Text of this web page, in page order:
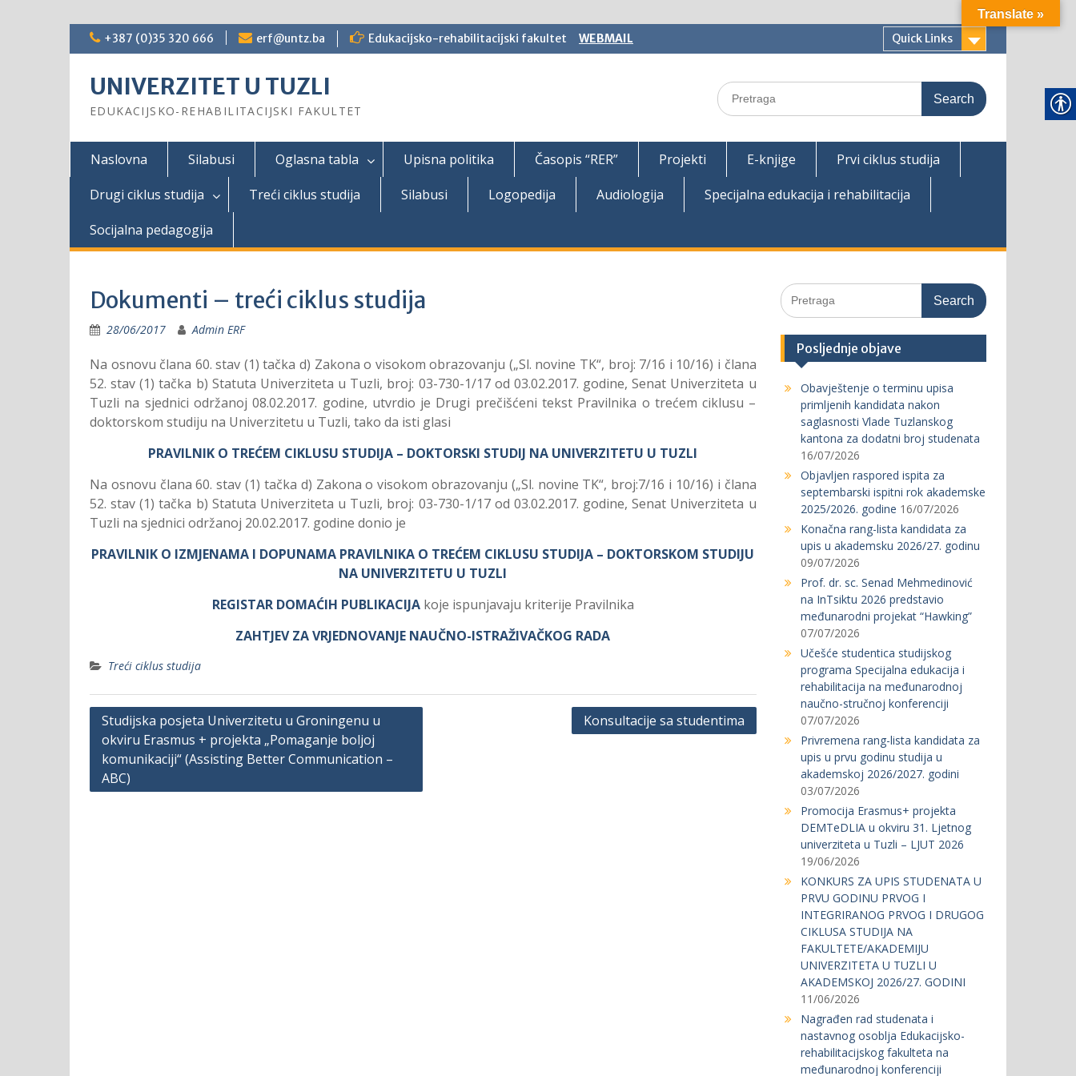
Skip
+387 (0)35 320 666 erf@untz.ba Edukacijsko-rehabilitacijski fakultet WEBMAIL Quick Links
UNIVERZITET U TUZLI
EDUKACIJSKO-REHABILITACIJSKI FAKULTET
Search
for:
Naslovna Silabusi Oglasna tabla Upisna politika Časopis “RER” Projekti E-knjige
Prvi ciklus studija
Drugi ciklus studija
Treći ciklus studija Silabusi Logopedija Audiologija
Specijalna edukacija i rehabilitacija
Socijalna pedagogija
Dokumenti – treći ciklus studija
28/06/2017 Admin ERF
Na osnovu člana 60. stav (1) tačka d) Zakona o visokom obrazovanju („Sl. novine TK“, broj: 7/16 i 10/16) i člana
52. stav (1) tačka b) Statuta Univerziteta u Tuzli, broj: 03-730-1/17 od 03.02.2017. godine, Senat Univerziteta u
Tuzli na sjednici održanoj 08.02.2017. godine, utvrdio je Drugi prečišćeni tekst Pravilnika o trećem ciklusu –
doktorskom studiju na Univerzitetu u Tuzli, tako da isti glasi
PRAVILNIK O TREĆEM CIKLUSU STUDIJA – DOKTORSKI STUDIJ NA UNIVERZITETU U TUZLI
Na osnovu člana 60. stav (1) tačka d) Zakona o visokom obrazovanju („Sl. novine TK“, broj:7/16 i 10/16) i člana
52. stav (1) tačka b) Statuta Univerziteta u Tuzli, broj: 03-730-1/17 od 03.02.2017. godine, Senat Univerziteta u
Tuzli na sjednici održanoj 20.02.2017. godine donio je
PRAVILNIK O IZMJENAMA I DOPUNAMA PRAVILNIKA O TREĆEM CIKLUSU STUDIJA – DOKTORSKOM STUDIJU
NA UNIVERZITETU U TUZLI
REGISTAR DOMAĆIH PUBLIKACIJAkoje ispunjavaju kriterije Pravilnika
ZAHTJEV ZA VRJEDNOVANJE NAUČNO-ISTRAŽIVAČKOG RADA
Treći ciklus studija
Post
navigation
Studijska posjeta Univerzitetu u Groningenu u
okviru Erasmus + projekta „Pomaganje boljoj
komunikaciji“ (Assisting Better Communication –
ABC)
Konsultacije sa studentima
Search
for:
Posljednje objave
Obavještenje o terminu upisa
primljenih kandidata nakon
saglasnosti Vlade Tuzlanskog
kantona za dodatni broj studenata
16/07/2026
Objavljen raspored ispita za
septembarski ispitni rok akademske
2025/2026. godine 16/07/2026
Konačna rang-lista kandidata za
upis u akademsku 2026/27. godinu
09/07/2026
Prof. dr. sc. Senad Mehmedinović
na InTsiktu 2026 predstavio
međunarodni projekat “Hawking”
07/07/2026
Učešće studentica studijskog
programa Specijalna edukacija i
rehabilitacija na međunarodnoj
naučno-stručnoj konferenciji
07/07/2026
Privremena rang-lista kandidata za
upis u prvu godinu studija u
akademskoj 2026/2027. godini
03/07/2026
Promocija Erasmus+ projekta
DEMTeDLIA u okviru 31. Ljetnog
univerziteta u Tuzli – LJUT 2026
19/06/2026
KONKURS ZA UPIS STUDENATA U
PRVU GODINU PRVOG I
INTEGRIRANOG PRVOG I DRUGOG
CIKLUSA STUDIJA NA
FAKULTETE/AKADEMIJU
UNIVERZITETA U TUZLI U
AKADEMSKOJ 2026/27. GODINI
11/06/2026
Nagrađen rad studenata i
nastavnog osoblja Edukacijsko-
rehabilitacijskog fakulteta na
međunarodnoj konferenciji
Translate »